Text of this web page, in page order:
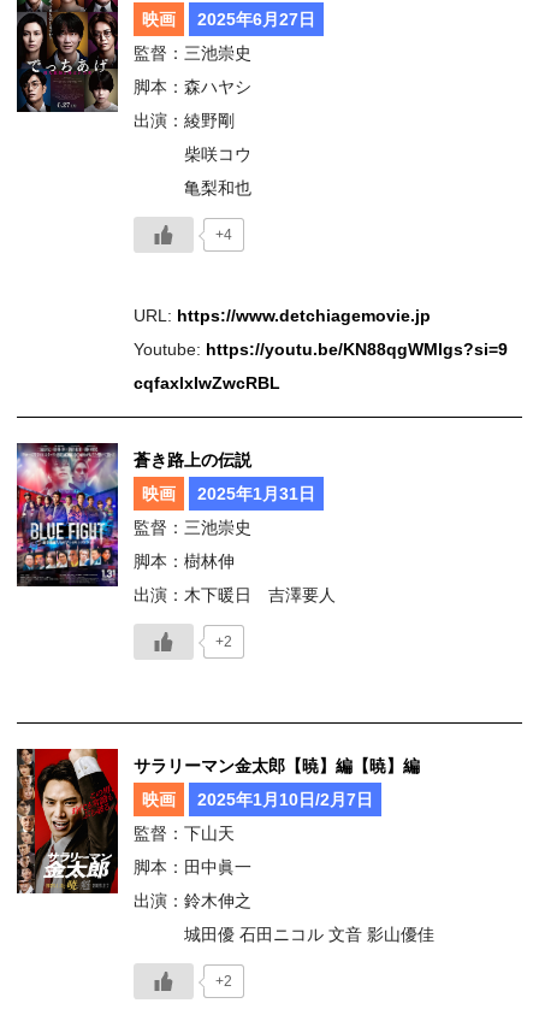
映画
2025年6月27日
監督：三池崇史
脚本：森ハヤシ
出演：綾野剛
柴咲コウ
亀梨和也
+4
URL: https://www.detchiagemovie.jp
Youtube: https://youtu.be/KN88qgWMlgs?si=9
cqfaxlxIwZwcRBL
蒼き路上の伝説
映画
2025年1月31日
監督：三池崇史
脚本：樹林伸
出演：木下暖日 吉澤要人
+2
サラリーマン金太郎【暁】編【暁】編
映画
2025年1月10日/2月7日
監督：下山天
脚本：田中眞一
出演：鈴木伸之
城田優 石田ニコル 文音 影山優佳
+2